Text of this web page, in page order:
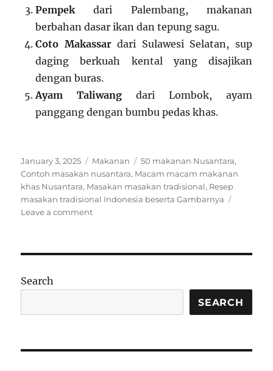
Pempekdari Palembang, makanan
berbahan dasar ikan dan tepung sagu.
Coto Makassardari Sulawesi Selatan, sup
daging berkuah kental yang disajikan
dengan buras.
Ayam Taliwang dari Lombok, ayam
panggang dengan bumbu pedas khas.
Posted
on
January 3, 2025 Categories
Makanan Tags
50 makanan Nusantara,
Contoh masakan nusantara, Macam macam makanan
khas Nusantara, Masakan masakan tradisional, Resep
masakan tradisional Indonesia beserta Gambarnya
Leave a commenton
Nusantara
Search
SEARCH